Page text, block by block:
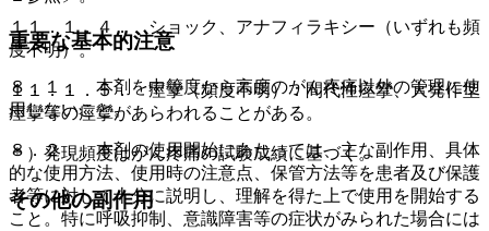
重要な基本的注意
８．１． 本剤を中等度から高度のがん疼痛以外の管理に使
用しないこと。
８．２． 本剤の使用開始にあたっては、主な副作用、具体
的な使用方法、使用時の注意点、保管方法等を患者及び保護
者等に対して十分に説明し、理解を得た上で使用を開始する
こと。特に呼吸抑制、意識障害等の症状がみられた場合には
１１．１．４． ショック、アナフィラキシー（いずれも頻
度不明）。
１１．１．５． 痙攣（頻度不明）：間代性痙攣、大発作型
痙攣等の痙攣があらわれることがある。
＊）発現頻度はがん疼痛の試験成績に基づく。
その他の副作用